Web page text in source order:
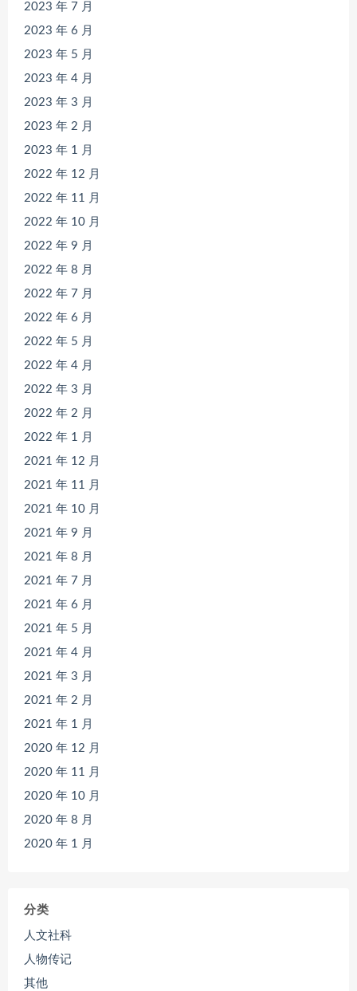
2023 年 7 月
2023 年 6 月
2023 年 5 月
2023 年 4 月
2023 年 3 月
2023 年 2 月
2023 年 1 月
2022 年 12 月
2022 年 11 月
2022 年 10 月
2022 年 9 月
2022 年 8 月
2022 年 7 月
2022 年 6 月
2022 年 5 月
2022 年 4 月
2022 年 3 月
2022 年 2 月
2022 年 1 月
2021 年 12 月
2021 年 11 月
2021 年 10 月
2021 年 9 月
2021 年 8 月
2021 年 7 月
2021 年 6 月
2021 年 5 月
2021 年 4 月
2021 年 3 月
2021 年 2 月
2021 年 1 月
2020 年 12 月
2020 年 11 月
2020 年 10 月
2020 年 8 月
2020 年 1 月
分类
人文社科
人物传记
其他